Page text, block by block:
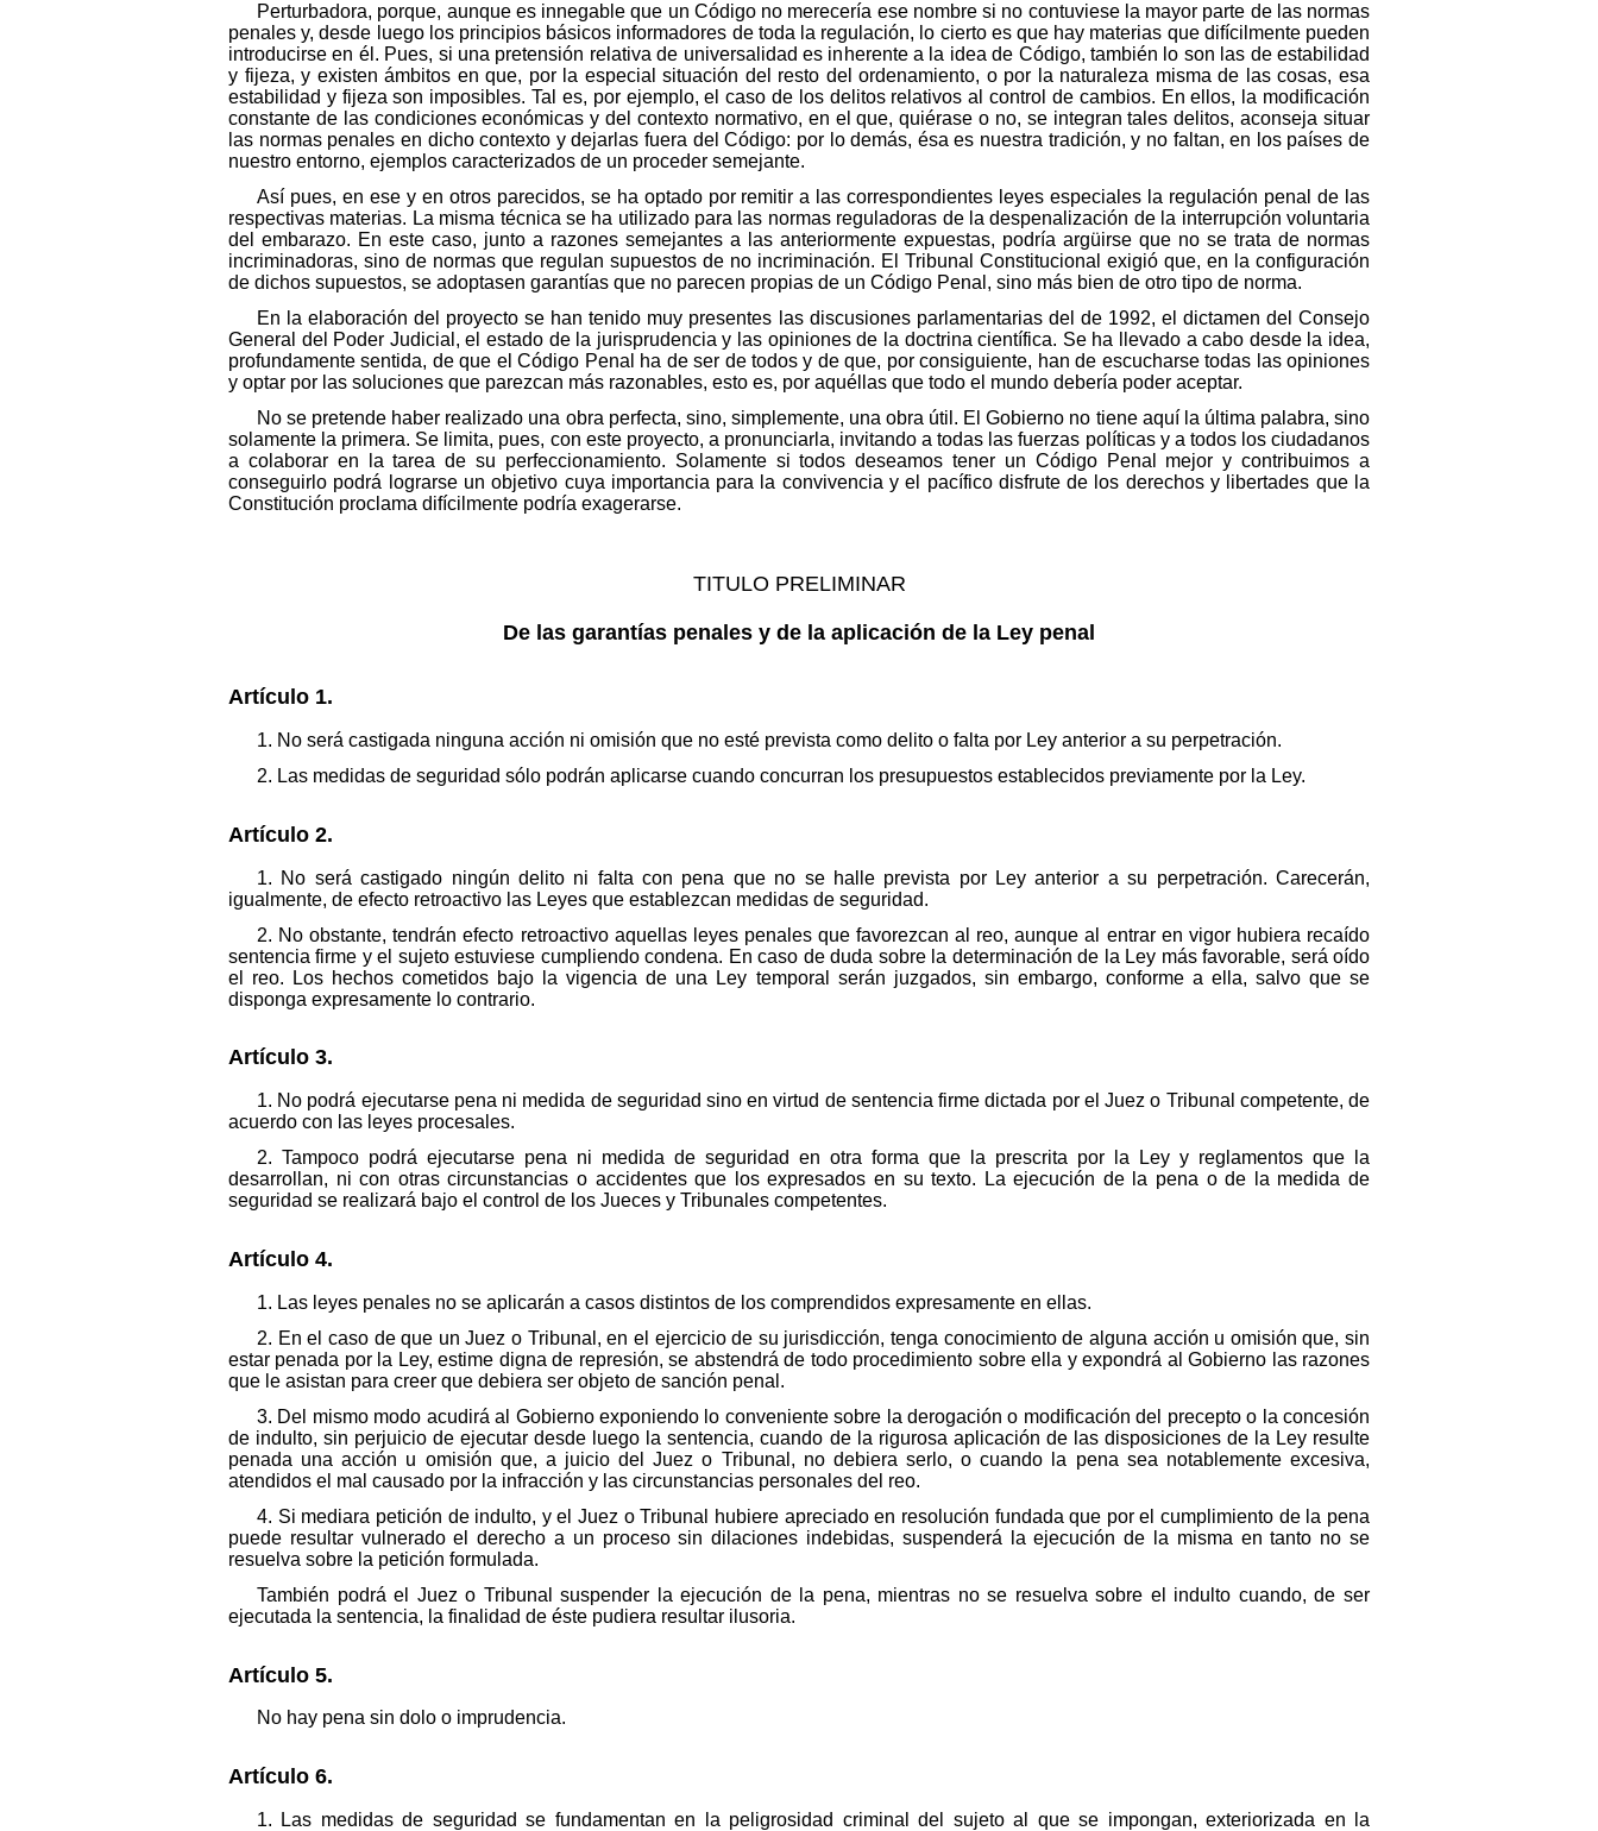
Perturbadora, porque, aunque es innegable que un Código no merecería ese nombre si no contuviese la mayor parte de las normas
penales y, desde luego los principios básicos informadores de toda la regulación, lo cierto es que hay materias que difícilmente pueden
introducirse en él. Pues, si una pretensión relativa de universalidad es inherente a la idea de Código, también lo son las de estabilidad
y fijeza, y existen ámbitos en que, por la especial situación del resto del ordenamiento, o por la naturaleza misma de las cosas, esa
estabilidad y fijeza son imposibles. Tal es, por ejemplo, el caso de los delitos relativos al control de cambios. En ellos, la modificación
constante de las condiciones económicas y del contexto normativo, en el que, quiérase o no, se integran tales delitos, aconseja situar
las normas penales en dicho contexto y dejarlas fuera del Código: por lo demás, ésa es nuestra tradición, y no faltan, en los países de
nuestro entorno, ejemplos caracterizados de un proceder semejante.
Así pues, en ese y en otros parecidos, se ha optado por remitir a las correspondientes leyes especiales la regulación penal de las
respectivas materias. La misma técnica se ha utilizado para las normas reguladoras de la despenalización de la interrupción voluntaria
del embarazo. En este caso, junto a razones semejantes a las anteriormente expuestas, podría argüirse que no se trata de normas
incriminadoras, sino de normas que regulan supuestos de no incriminación. El Tribunal Constitucional exigió que, en la configuración
de dichos supuestos, se adoptasen garantías que no parecen propias de un Código Penal, sino más bien de otro tipo de norma.
En la elaboración del proyecto se han tenido muy presentes las discusiones parlamentarias del de 1992, el dictamen del Consejo
General del Poder Judicial, el estado de la jurisprudencia y las opiniones de la doctrina científica. Se ha llevado a cabo desde la idea,
profundamente sentida, de que el Código Penal ha de ser de todos y de que, por consiguiente, han de escucharse todas las opiniones
y optar por las soluciones que parezcan más razonables, esto es, por aquéllas que todo el mundo debería poder aceptar.
No se pretende haber realizado una obra perfecta, sino, simplemente, una obra útil. El Gobierno no tiene aquí la última palabra, sino
solamente la primera. Se limita, pues, con este proyecto, a pronunciarla, invitando a todas las fuerzas políticas y a todos los ciudadanos
a colaborar en la tarea de su perfeccionamiento. Solamente si todos deseamos tener un Código Penal mejor y contribuimos a
conseguirlo podrá lograrse un objetivo cuya importancia para la convivencia y el pacífico disfrute de los derechos y libertades que la
Constitución proclama difícilmente podría exagerarse.
TITULO PRELIMINAR
De las garantías penales y de la aplicación de la Ley penal
Artículo 1.
1. No será castigada ninguna acción ni omisión que no esté prevista como delito o falta por Ley anterior a su perpetración.
2. Las medidas de seguridad sólo podrán aplicarse cuando concurran los presupuestos establecidos previamente por la Ley.
Artículo 2.
1. No será castigado ningún delito ni falta con pena que no se halle prevista por Ley anterior a su perpetración. Carecerán,
igualmente, de efecto retroactivo las Leyes que establezcan medidas de seguridad.
2. No obstante, tendrán efecto retroactivo aquellas leyes penales que favorezcan al reo, aunque al entrar en vigor hubiera recaído
sentencia firme y el sujeto estuviese cumpliendo condena. En caso de duda sobre la determinación de la Ley más favorable, será oído
el reo. Los hechos cometidos bajo la vigencia de una Ley temporal serán juzgados, sin embargo, conforme a ella, salvo que se
disponga expresamente lo contrario.
Artículo 3.
1. No podrá ejecutarse pena ni medida de seguridad sino en virtud de sentencia firme dictada por el Juez o Tribunal competente, de
acuerdo con las leyes procesales.
2. Tampoco podrá ejecutarse pena ni medida de seguridad en otra forma que la prescrita por la Ley y reglamentos que la
desarrollan, ni con otras circunstancias o accidentes que los expresados en su texto. La ejecución de la pena o de la medida de
seguridad se realizará bajo el control de los Jueces y Tribunales competentes.
Artículo 4.
1. Las leyes penales no se aplicarán a casos distintos de los comprendidos expresamente en ellas.
2. En el caso de que un Juez o Tribunal, en el ejercicio de su jurisdicción, tenga conocimiento de alguna acción u omisión que, sin
estar penada por la Ley, estime digna de represión, se abstendrá de todo procedimiento sobre ella y expondrá al Gobierno las razones
que le asistan para creer que debiera ser objeto de sanción penal.
3. Del mismo modo acudirá al Gobierno exponiendo lo conveniente sobre la derogación o modificación del precepto o la concesión
de indulto, sin perjuicio de ejecutar desde luego la sentencia, cuando de la rigurosa aplicación de las disposiciones de la Ley resulte
penada una acción u omisión que, a juicio del Juez o Tribunal, no debiera serlo, o cuando la pena sea notablemente excesiva,
atendidos el mal causado por la infracción y las circunstancias personales del reo.
4. Si mediara petición de indulto, y el Juez o Tribunal hubiere apreciado en resolución fundada que por el cumplimiento de la pena
puede resultar vulnerado el derecho a un proceso sin dilaciones indebidas, suspenderá la ejecución de la misma en tanto no se
resuelva sobre la petición formulada.
También podrá el Juez o Tribunal suspender la ejecución de la pena, mientras no se resuelva sobre el indulto cuando, de ser
ejecutada la sentencia, la finalidad de éste pudiera resultar ilusoria.
Artículo 5.
No hay pena sin dolo o imprudencia.
Artículo 6.
1. Las medidas de seguridad se fundamentan en la peligrosidad criminal del sujeto al que se impongan, exteriorizada en la